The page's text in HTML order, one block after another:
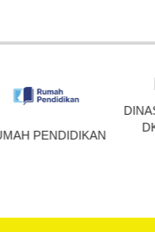
DINAS PENDIDIKAN